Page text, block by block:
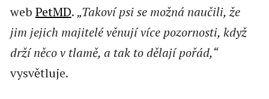
web PetMD. „Takoví psi se možná naučili, že
jim jejich majitelé věnují více pozornosti, když
drží něco v tlamě, a tak to dělají pořád,“
vysvětluje.